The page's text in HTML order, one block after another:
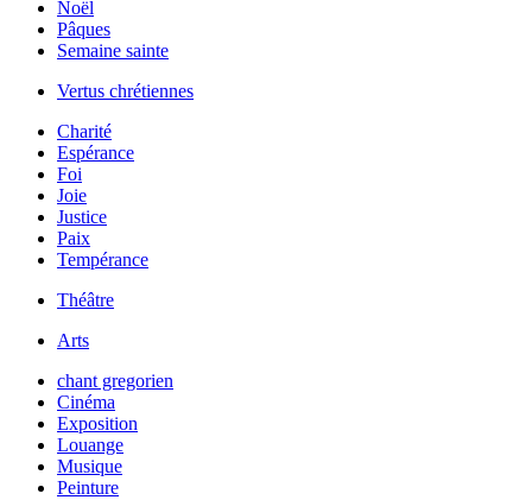
Noël
Pâques
Semaine sainte
Vertus chrétiennes
Charité
Espérance
Foi
Joie
Justice
Paix
Tempérance
Théâtre
Arts
chant gregorien
Cinéma
Exposition
Louange
Musique
Peinture